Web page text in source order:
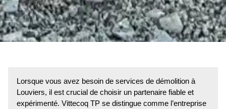
Lorsque vous avez besoin de services de démolition à
Louviers, il est crucial de choisir un partenaire fiable et
expérimenté. Vittecoq TP se distingue comme l’entreprise